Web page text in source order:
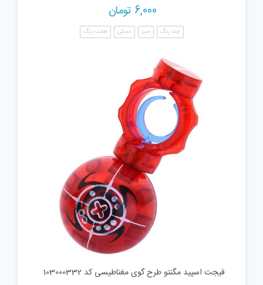
6,000 تومان
چند رنگ سبز عسلی هفت رنگ
فیجت اسپید مگنتو طرح گوی مغناطیسی کد 103000332